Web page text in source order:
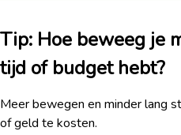
Tip: Hoe beweeg je
tijd of budget hebt?
Meer bewegen en minder lang
of geld te kosten.